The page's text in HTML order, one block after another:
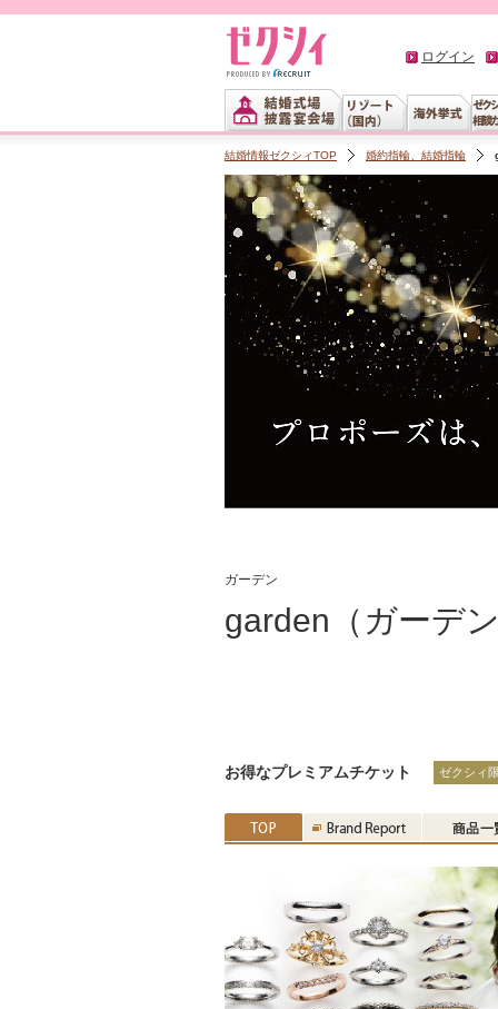
ログイン
結婚情報ゼクシィTOP 婚約指輪、結婚指輪
ガーデン
garden（ガーデ
お得なプレミアムチケット ゼクシィ